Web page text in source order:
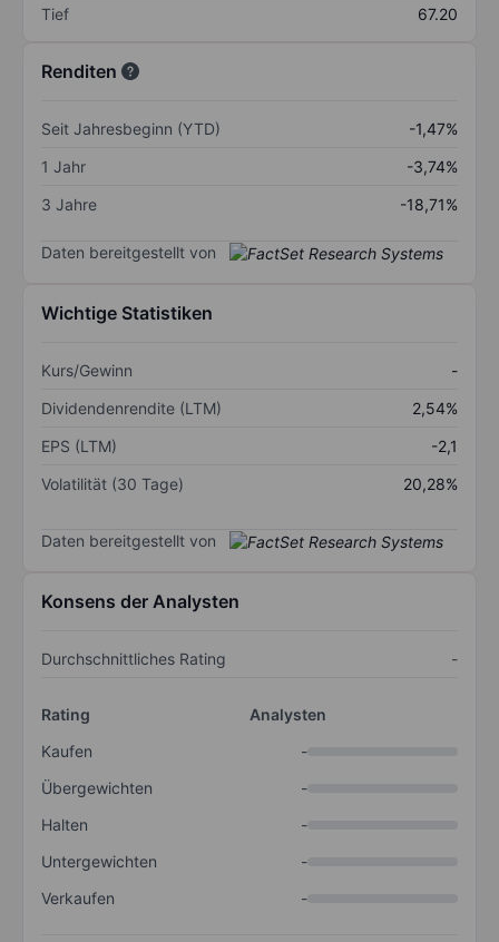
Tief
67.20
Renditen
Seit Jahresbeginn (YTD)
-1,47%
1 Jahr
-3,74%
3 Jahre
-18,71%
Daten bereitgestellt von
Wichtige Statistiken
Kurs/Gewinn
-
Dividendenrendite (LTM)
2,54%
EPS (LTM)
-2,1
Volatilität (30 Tage)
20,28%
Daten bereitgestellt von
Konsens der Analysten
Durchschnittliches Rating -
Rating
Analysten
Kaufen
-
Übergewichten
-
Halten
-
Untergewichten
-
Verkaufen
-